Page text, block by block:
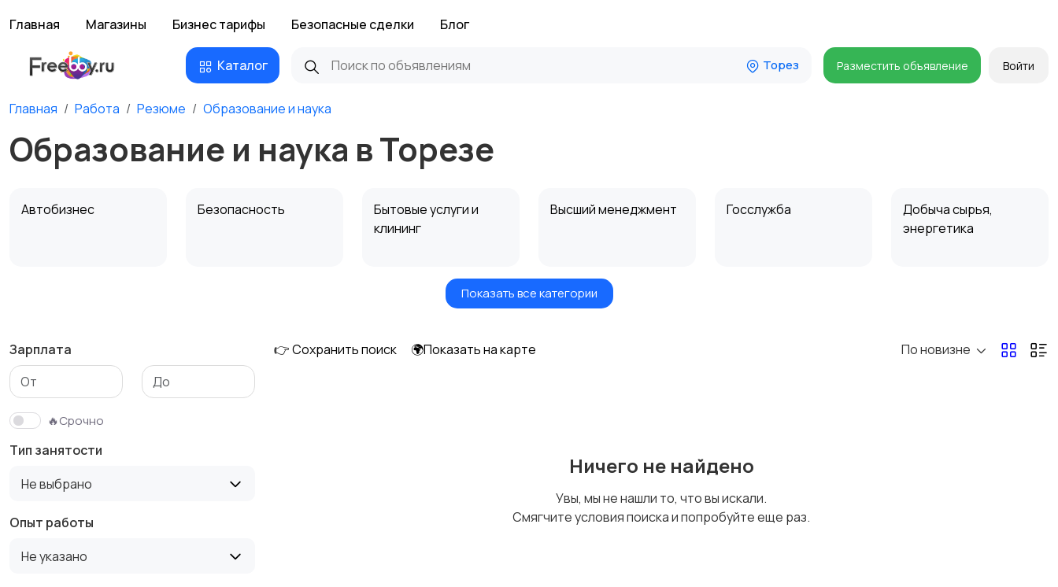
Главная Магазины Бизнес тарифы Безопасные сделки Блог
Каталог Торез Разместить объявление Войти
Главная Работа Резюме Образование и наука
Образование и наука в Торезе
Автобизнес Безопасность
Бытовые услуги и
клининг
Высший менеджмент Госслужба
Добыча сырья,
энергетика
Информационные
Искусство и
Медицина Начало карьеры
Производство
Рестораны и
Показать все категории
Зарплата
🔥Срочно
Тип занятости
Не выбрано
Опыт работы
Не указано
👉 Сохранить поиск 🌍Показать на карте По новизне
Ничего не найдено
Увы, мы не нашли то, что вы искали.
Смягчите условия поиска и попробуйте еще раз.